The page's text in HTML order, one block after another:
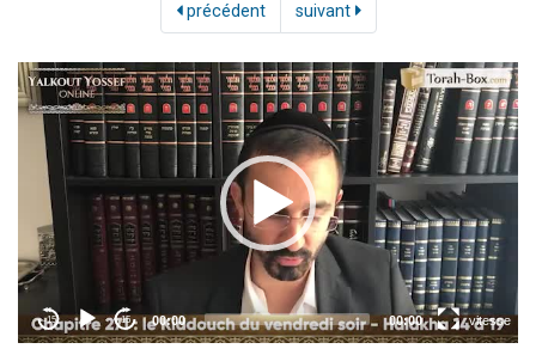
précédent suivant